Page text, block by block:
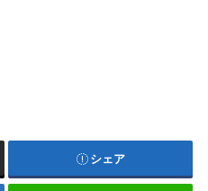
シェア